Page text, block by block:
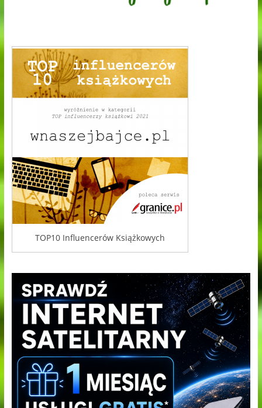
TOP10 Influencerów Książkowych